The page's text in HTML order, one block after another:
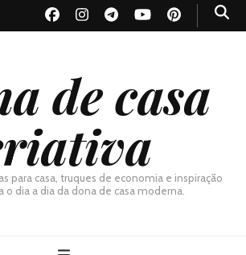
de casa
para casa, truques de economia e inspiração
o dia a dia da dona de casa moderna.